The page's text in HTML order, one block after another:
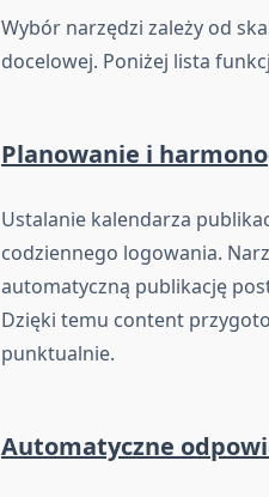
Wybór narzędzi zależy od
docelowej. Poniżej lista
Planowanie i
Ustalanie kalendarza
codziennego logowania.
automatyczną publikację
Dzięki temu content
punktualnie.
Automatyczne